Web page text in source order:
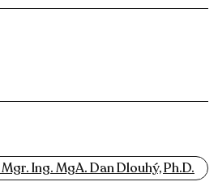
Ing. MgA. Dan Dlouhý, Ph.D.